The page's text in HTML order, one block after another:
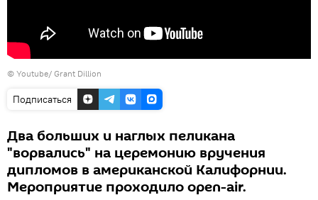
© Youtube/ Grant Dillion
Подписаться
Два больших и наглых пеликана
"ворвались" на церемонию вручения
дипломов в американской Калифорнии.
Мероприятие проходило open-air.